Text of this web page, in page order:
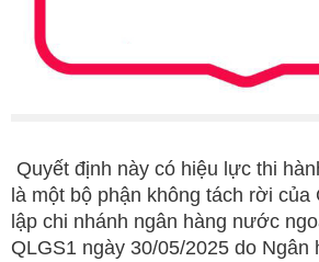
Quyết định này có hiệu lực thi
là một bộ phận không tách rời của
lập chi nhánh ngân hàng nước
QLGS1 ngày 30/05/2025 do